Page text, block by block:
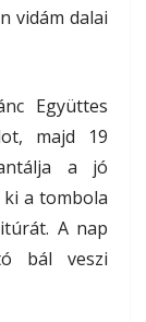
vidám dalai
Együttes
majd 19
a jó
a tombola
A nap
bál veszi